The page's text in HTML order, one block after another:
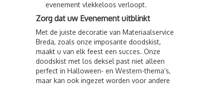
evenement vlekkeloos verloopt.
Zorg dat uw Evenement uitblinkt
Met de juiste decoratie van Materiaalservice
Breda, zoals onze imposante doodskist,
maakt u van elk feest een succes. Onze
doodskist met los deksel past niet alleen
perfect in Halloween- en Western-thema’s,
maar kan ook ingezet worden voor andere